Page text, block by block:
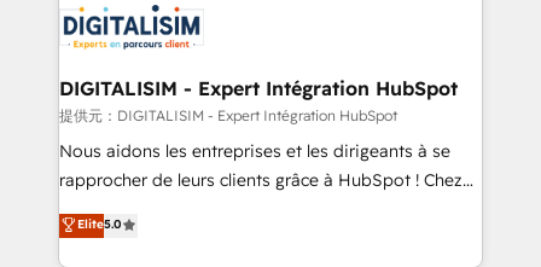
business up for long-term success. Unlock your
business. If not now, when?
for driving growth. They are committed to helping
our customers grow and finding solutions that fit
their unique business needs. We are thrilled to have
Blue Frog in the HubSpot ecosystem leading the
way for customers!" - Yamini Rangan, CEO of
HubSpot “Our experience with the team at Blue Frog
of experience and quality of skilled staff has earned
them a trusted reputation within the HubSpot
DIGITALISIM - Expert Intégration HubSpot
提供元：DIGITALISIM - Expert Intégration HubSpot
Nous aidons les entreprises et les dirigeants à se
rapprocher de leurs clients grâce à HubSpot ! Chez
DIGITALISIM, nous avons l'intime conviction que la
réussite des entreprises passe par l’innovation web,
Elite5.0